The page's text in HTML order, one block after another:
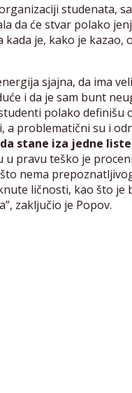
studenata,
da će stvar polako
je, kako je kazao,
sjajna, da ima
i da je sam bunt
polako definišu
a problematični su i
stane iza jedne
u pravu teško je
nema
ličnosti, kao što je
zaključio je Popov.